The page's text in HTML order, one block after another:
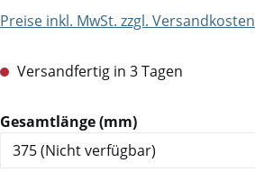
Preise inkl. MwSt. zzgl. Versandkosten
Versandfertig in 3 Tagen
Gesamtlänge (mm)auswählen